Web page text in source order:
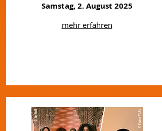
Samstag, 2. August 2025
mehr erfahren